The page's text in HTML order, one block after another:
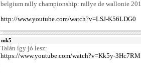
belgium rally championship: rallye de wallonie
http://www.youtube.com/watch?v=LSJ-K56LDG0
mk5
Talán így jó lesz:
https://www.youtube.com/watch?v=Kk5y-3Hc7RM